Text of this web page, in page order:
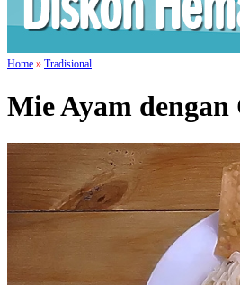
Home » Tradisional
Mie Ayam